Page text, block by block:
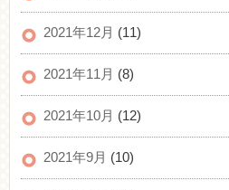
2021年12月 (11)
2021年11月 (8)
2021年10月 (12)
2021年9月 (10)